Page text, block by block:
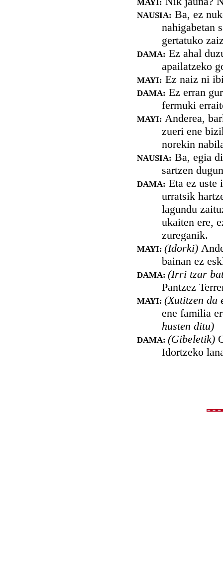
MAYI:
NAUSIA: Ba, ez
nahigabetan
gertatuko
DAMA: Ez ahal
apailatzeko
MAYI: Ez naiz ni
DAMA: Ez erran
fermuki
MAYI: Anderea,
zueri ene
norekin
NAUSIA: Ba, egia
sartzen
DAMA: Eta ez uste
urratsik
lagundu
ukaiten ere,
zureganik.
MAYI: (Idorki)
bainan ez
DAMA: (Irri tzar
Pantzez
MAYI: (Xutitzen
ene familia
husten ditu)
DAMA: (Gibeletik)
Idortzeko